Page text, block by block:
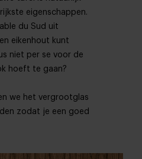
eigenschappen.
du Sud uit
eikenhout kunt
niet per se voor de
hoeft te gaan?
we het vergrootglas
zodat je een goed